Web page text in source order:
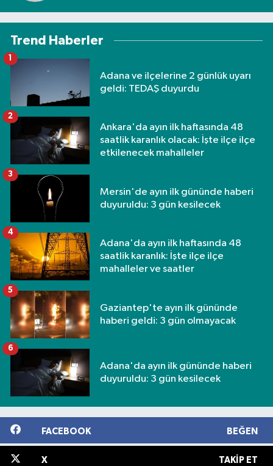
Trend Haberler
Adana ve ilçelerine 2 günlük uyarı
geldi: TEDAŞ duyurdu
1
Ankara'da ayın ilk haftasında 48
saatlik karanlık olacak: İşte ilçe ilçe
etkilenecek mahalleler
2
Mersin'de ayın ilk gününde haberi
duyuruldu: 3 gün kesilecek
3
Adana'da ayın ilk haftasında 48
saatlik karanlık: İşte ilçe ilçe
mahalleler ve saatler
4
Gaziantep'te ayın ilk gününde
haberi geldi: 3 gün olmayacak
5
Adana'da ayın ilk gününde haberi
duyuruldu: 3 gün kesilecek
6
FACEBOOK BEĞEN
X TAKIP ET